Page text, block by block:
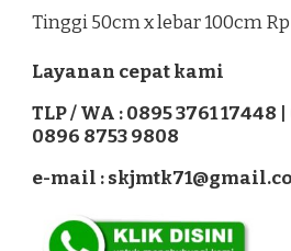
Tinggi 50cm x lebar 100cm
Layanan cepat kami
TLP / WA : 0895 3761 17448 |
0896 8753 9808
e-mail :